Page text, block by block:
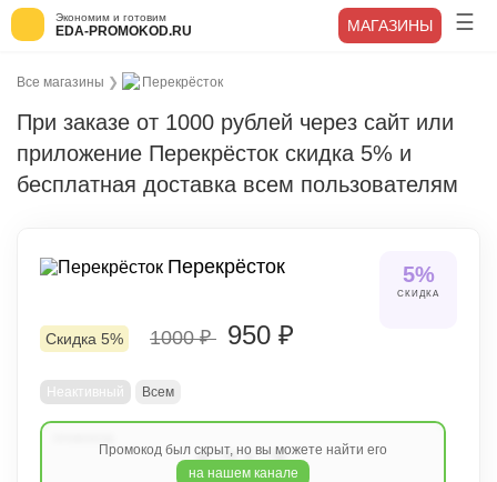
Экономим и готовим
EDA-PROMOKOD.RU МАГАЗИНЫ
Все магазины ❯ Перекрёсток
При заказе от 1000 рублей через сайт или
приложение Перекрёсток скидка 5% и
бесплатная доставка всем пользователям
Перекрёсток 5%
СКИДКА
Скидка 5% 1000 ₽ 950 ₽
Неактивный Всем
Промокод был скрыт, но вы можете найти его
на нашем канале
A2L3